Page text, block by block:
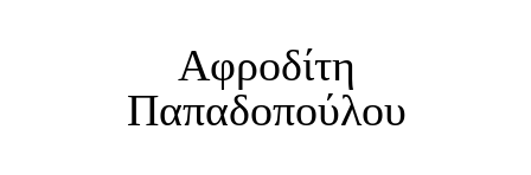
Αφροδίτη
Παπαδοπούλου